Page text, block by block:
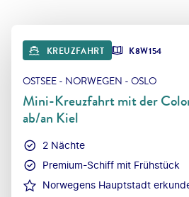
KREUZFAHRT K8W154
OSTSEE - NORWEGEN - OSLO
Mini-Kreuzfahrt mit der
ab/an Kiel
2 Nächte
Premium-Schiff mit Frühstück
Norwegens Hauptstadt